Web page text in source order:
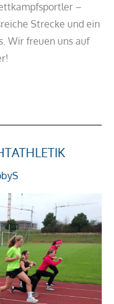
–
Strecke und ein
Wir freuen uns auf